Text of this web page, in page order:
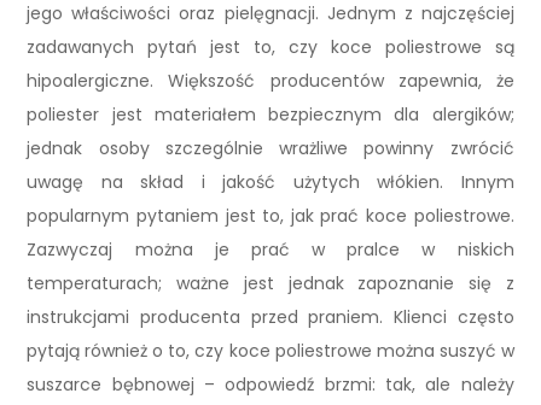
jego właściwości oraz pielęgnacji. Jednym z najczęściej
zadawanych pytań jest to, czy koce poliestrowe są
hipoalergiczne. Większość producentów zapewnia, że
poliester jest materiałem bezpiecznym dla alergików;
jednak osoby szczególnie wrażliwe powinny zwrócić
uwagę na skład i jakość użytych włókien. Innym
popularnym pytaniem jest to, jak prać koce poliestrowe.
Zazwyczaj można je prać w pralce w niskich
temperaturach; ważne jest jednak zapoznanie się z
instrukcjami producenta przed praniem. Klienci często
pytają również o to, czy koce poliestrowe można suszyć w
suszarce bębnowej – odpowiedź brzmi: tak, ale należy